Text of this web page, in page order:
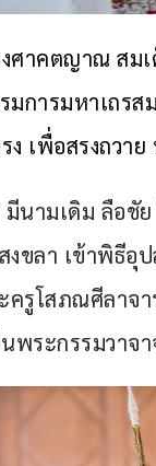
ศาคตญาณ สม
มการมหาเถร
เพื่อสรงถวา
นามเดิม ลือชั
งขลา เข้าพิธี
ครูโสภณศีลา
พระกรรมวาจา